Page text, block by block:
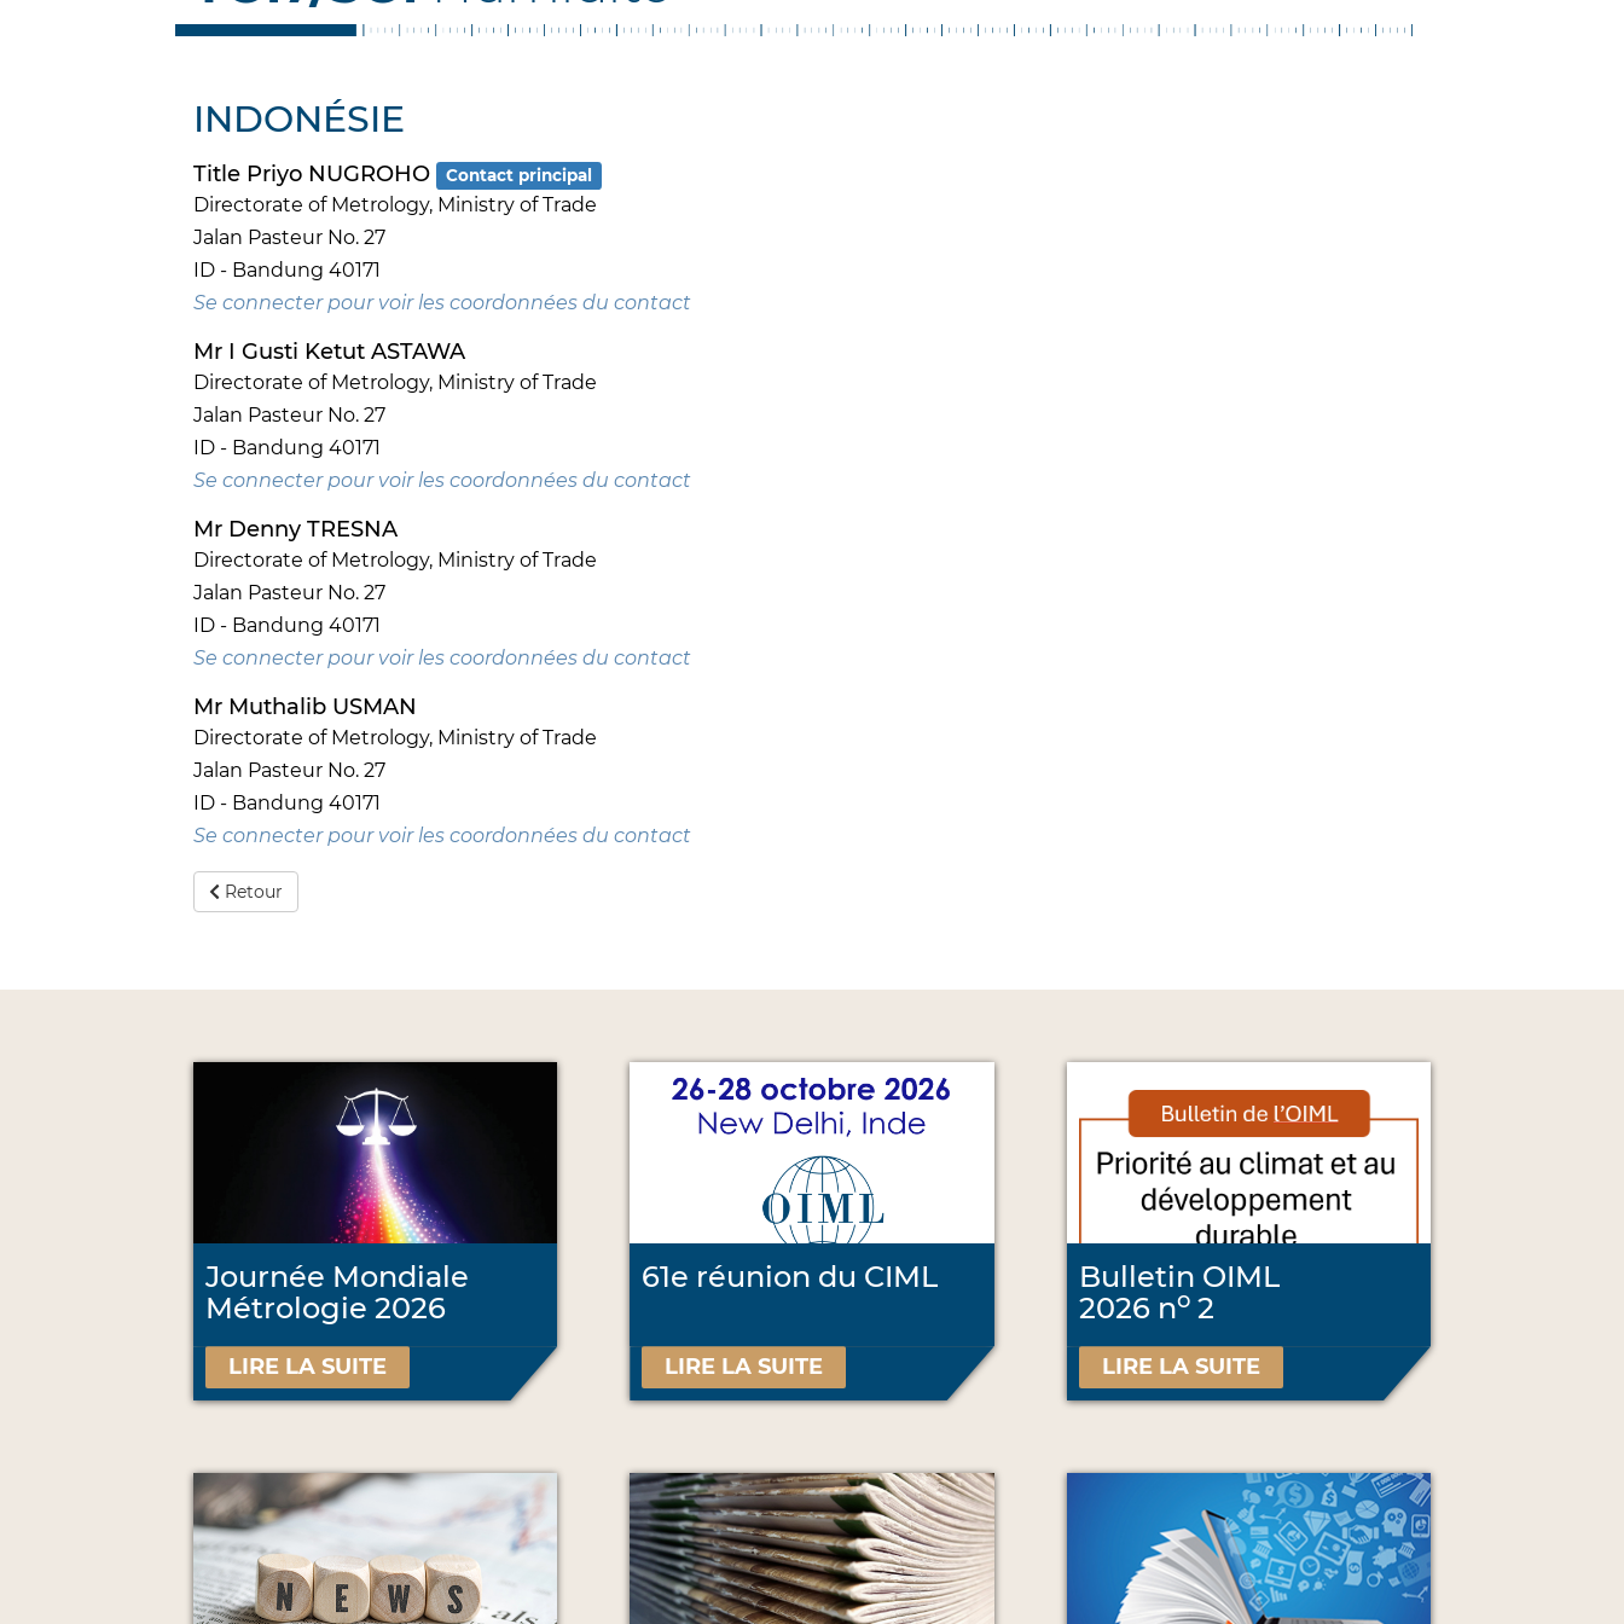
INDONÉSIE
Title Priyo NUGROHO Contact principal
Directorate of Metrology, Ministry of Trade
Jalan Pasteur No. 27
ID - Bandung 40171
Se connecter pour voir les coordonnées du contact
Mr I Gusti Ketut ASTAWA
Directorate of Metrology, Ministry of Trade
Jalan Pasteur No. 27
ID - Bandung 40171
Se connecter pour voir les coordonnées du contact
Mr Denny TRESNA
Directorate of Metrology, Ministry of Trade
Jalan Pasteur No. 27
ID - Bandung 40171
Se connecter pour voir les coordonnées du contact
Mr Muthalib USMAN
Directorate of Metrology, Ministry of Trade
Jalan Pasteur No. 27
ID - Bandung 40171
Se connecter pour voir les coordonnées du contact
Retour
Journée Mondiale
Métrologie 2026
LIRE LA SUITE
61e réunion du CIML
LIRE LA SUITE
Bulletin OIML
2026 no2
LIRE LA SUITE